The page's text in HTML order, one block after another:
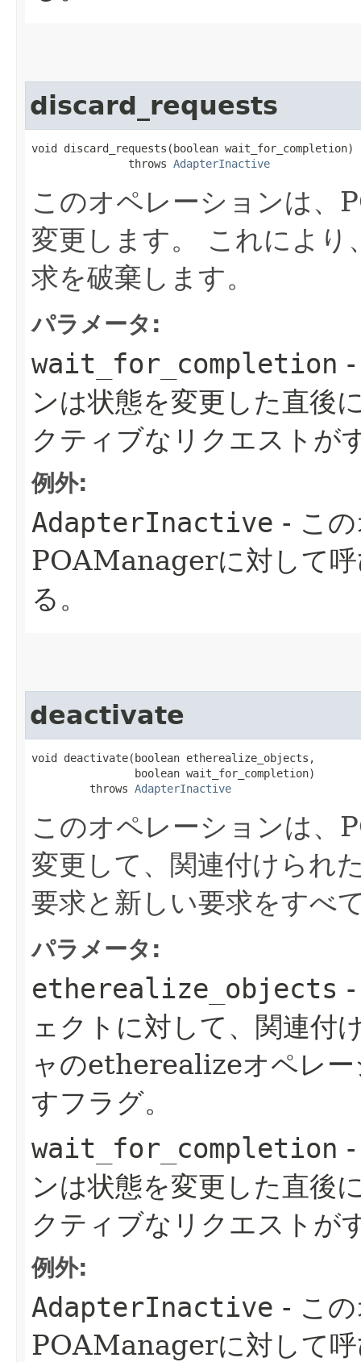
discard_requests
void discard_requests​(boolean wait_for_completion)
               throws
AdapterInactive
このオペレーションは、
変更します。
これにより
求を破棄します。
パラメータ:
wait_for_completion
ンは状態を変更した直後
クティブなリクエストが
例外:
AdapterInactive - こ
POAManagerに対して
る。
deactivate
void deactivate​(boolean etherealize_objects,
                boolean wait_for_completion)
         throws
AdapterInactive
このオペレーションは、
変更して、関連付けられ
要求と新しい要求をすべ
パラメータ:
etherealize_objects
ェクトに対して、関連付
ャのetherealizeオペレー
すフラグ。
wait_for_completion
ンは状態を変更した直後
クティブなリクエストが
例外:
AdapterInactive - こ
POAManagerに対して